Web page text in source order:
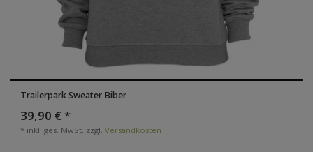
Trailerpark Sweater Biber
39,90 € *
* inkl. ges. MwSt. zzgl. Versandkosten